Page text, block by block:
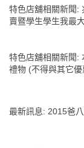
特色店舖相關新聞:
賣暨學生學生我最
特色店舖相關新聞:
禮物 (不得與其它優
最新訊息: 2015爸